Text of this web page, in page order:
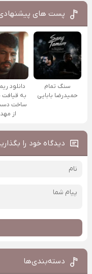
پست های
سنگ تمام
حمیدرضا بابایی
دانلود
به قیافت
ساخت
از
دیدگاه خود را
دسته‌بندی‌ها